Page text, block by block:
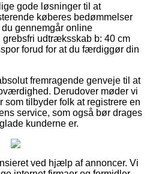
gode løsninger til at
køberes bedømmelser
gennemgår online
udtræksskab b: 40 cm
forud for at du færdiggør din
fremragende genveje til at
Derudover møder vi
tilbyder folk at registrere en
service, som også bør drages
kunderne er.
ved hjælp af annoncer. Vi